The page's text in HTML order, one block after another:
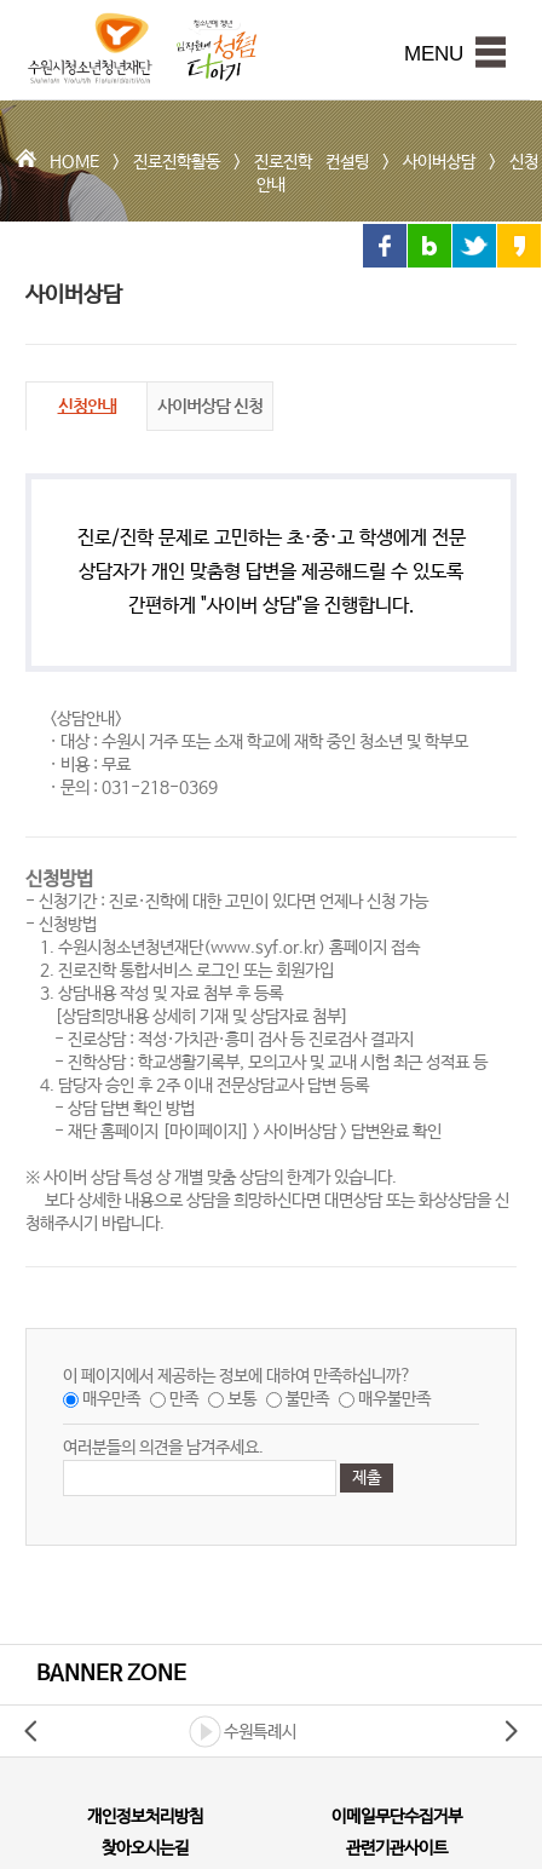
본문내용 바로가기
시
청
소
년
청
년
재
단
MENU
HOME >진로진학활동>진로진학 컨설팅>사이버상담>신청
안내
사이버상담
신청안내 사이버상담 신청
진로/진학 문제로 고민하는 초·중·고 학생에게 전문
상담자가 개인 맞춤형 답변을 제공해드릴 수 있도록
간편하게 "사이버 상담"을 진행합니다.
<상담안내>
· 대상 : 수원시 거주 또는 소재 학교에 재학 중인 청소년 및 학부모
· 비용 : 무료
· 문의 : 031-218-0369
신청방법
- 신청기간 : 진로·진학에 대한 고민이 있다면 언제나 신청 가능
- 신청방법
1. 수원시청소년청년재단(www.syf.or.kr) 홈페이지 접속
2. 진로진학 통합서비스 로그인 또는 회원가입
3. 상담내용 작성 및 자료 첨부 후 등록
[상담희망내용 상세히 기재 및 상담자료 첨부]
- 진로상담 : 적성·가치관·흥미 검사 등 진로검사 결과지
- 진학상담 : 학교생활기록부, 모의고사 및 교내 시험 최근 성적표 등
4. 담당자 승인 후 2주 이내 전문상담교사 답변 등록
- 상담 답변 확인 방법
- 재단 홈페이지 [마이페이지] > 사이버상담 > 답변완료 확인
※ 사이버 상담 특성 상 개별 맞춤 상담의 한계가 있습니다.
보다 상세한 내용으로 상담을 희망하신다면 대면상담 또는 화상상담을 신
청해주시기 바랍니다.
이 페이지에서 제공하는 정보에 대하여 만족하십니까?
매우만족
만족 보통 불만족 매우불만족
여러분들의 의견을 남겨주세요.
BANNER ZONE
수원특례시
개인정보처리방침
이메일무단수집거부
찾아오시는길
관련기관사이트